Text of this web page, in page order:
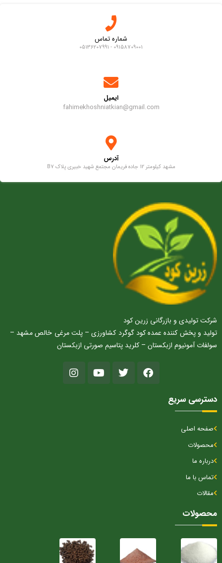
شماره تماس
09158709001 - 05136207991
ایمیل
fahimekhoshniatkian@gmail.com
آدرس
مشهد کیلومتر 12 جاده فریمان مجتمع شهید خبیری پلاک B7
شرکت تولیدی و بازرگانی زرین کود
تولید و پخش کننده عمده کود گوگرد کشاورزی – پلت مرغی خالص مشهد –
سولفات آمونیوم ازبکستان – کلرید پتاسیم صورتی ازبکستان
دسترسی سریع
صفحه اصلی
محصولات
درباره ما
تماس با ما
مقالات
محصولات